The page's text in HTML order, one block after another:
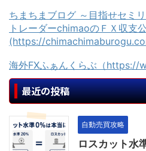
ちまちまブログ ～目指せセミ
トレーダーchimaoのＦＸ収支
(https://
海外FXふぁんくらぶ（https://
最近の投稿
自動売買攻略
ロスカット水